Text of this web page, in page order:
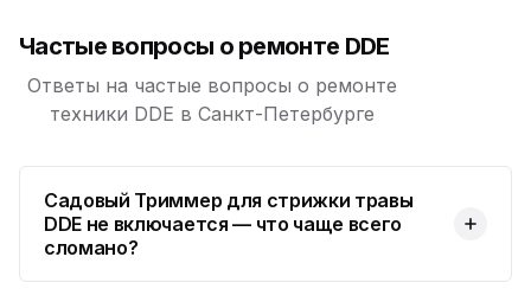
Частые вопросы о ремонте DDE
Ответы на частые вопросы о ремонте
техники DDE в Санкт-Петербурге
Садовый Триммер для стрижки травы
DDE не включается — что чаще всего
сломано?